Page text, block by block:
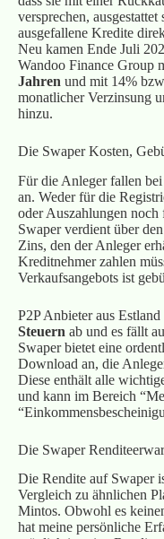
versprechen, ausgestattet
ausgefallene Kredite
Neu kamen Ende Juli
Wandoo Finance Group
Jahren und mit 14%
monatlicher Verzinsung
hinzu.
Die Swaper Kosten,
Für die Anleger fallen
an. Weder für die
oder Auszahlungen
Swaper verdient über
Zins, den der Anleger
Kreditnehmer zahlen
Verkaufsangebots ist
P2P Anbieter aus
Steuern ab und es fällt
Swaper bietet eine
Download an, die
Diese enthält alle
und kann im Bereich
Die Swaper
Die Rendite auf Swaper
Vergleich zu ähnlichen
Mintos. Obwohl es
hat meine persönliche